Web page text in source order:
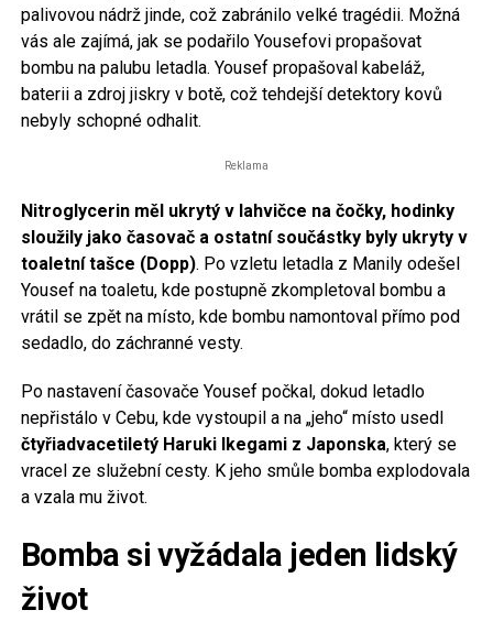
palivovou nádrž jinde, což zabránilo velké tragédii. Možná
vás ale zajímá, jak se podařilo Yousefovi propašovat
bombu na palubu letadla. Yousef propašoval kabeláž,
baterii a zdroj jiskry v botě, což tehdejší detektory kovů
nebyly schopné odhalit.
Reklama
Nitroglycerin měl ukrytý v lahvičce na čočky, hodinky
sloužily jako časovač a ostatní součástky byly ukryty v
toaletní tašce (Dopp). Po vzletu letadla z Manily odešel
Yousef na toaletu, kde postupně zkompletoval bombu a
vrátil se zpět na místo, kde bombu namontoval přímo pod
sedadlo, do záchranné vesty.
Po nastavení časovače Yousef počkal, dokud letadlo
nepřistálo v Cebu, kde vystoupil a na „jeho“ místo usedl
čtyřiadvacetiletý Haruki Ikegami z Japonska, který se
vracel ze služební cesty. K jeho smůle bomba explodovala
a vzala mu život.
Bomba si vyžádala jeden lidský
život